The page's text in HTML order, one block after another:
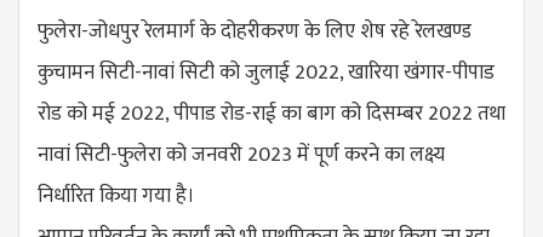
फुलेरा-जोधपुर रेलमार्ग के दोहरीकरण के लिए शेष रहे रेलखण्ड
कुचामन सिटी-नावां सिटी को जुलाई 2022, खारिया खंगार-पीपाड
रोड को मई 2022, पीपाड रोड-राई का बाग को दिसम्बर 2022 तथा
नावां सिटी-फुलेरा को जनवरी 2023 में पूर्ण करने का लक्ष्य
निर्धारित किया गया है।